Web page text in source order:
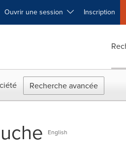
Ouvrir une session Inscription
Recherche avancée
English